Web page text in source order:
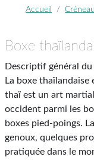
Accueil
Boxe
Descriptif général
La boxe
thaï est un art
occident parmi les
boxes pied-poings.
genoux, quelques
pratiquée dans le